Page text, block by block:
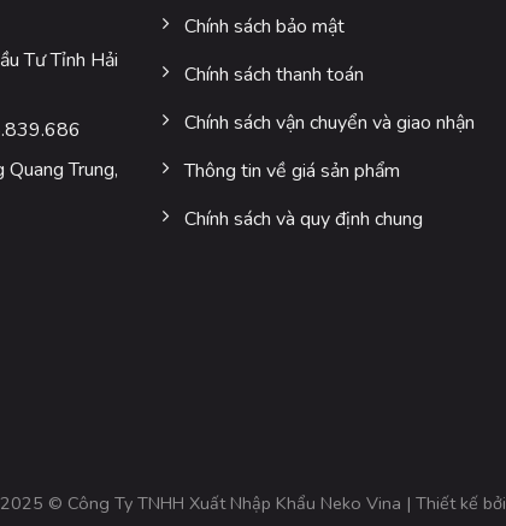
Tư Tỉnh Hải
Trung,
Chính sách bảo mật
Chính sách thanh toán
Chính sách vận chuyển và giao nhận
Thông tin về giá sản phẩm
Chính sách và quy định chung
© Công Ty TNHH Xuất Nhập Khẩu Neko Vina | Thiết kế bởi